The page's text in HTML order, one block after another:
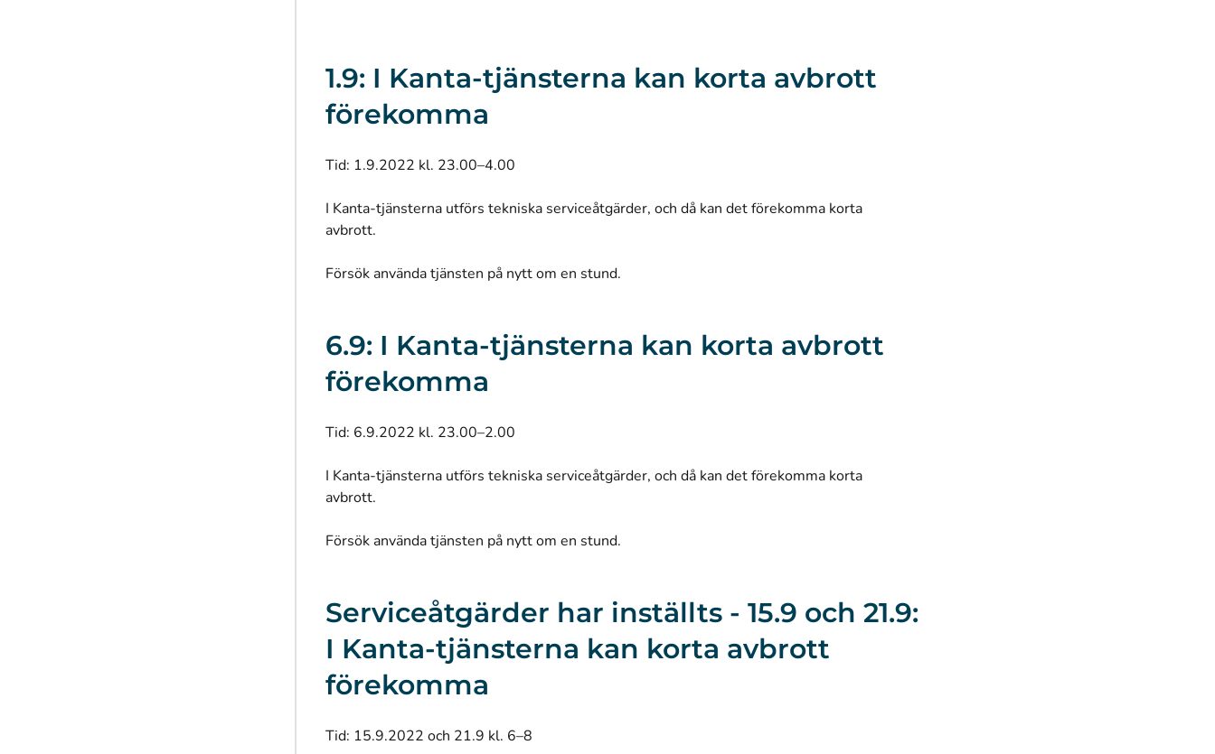
1.9: I Kanta-tjänsterna kan korta avbrott
förekomma
Tid: 1.9.2022 kl. 23.00–4.00
I Kanta-tjänsterna utförs tekniska serviceåtgärder, och då kan det förekomma korta
avbrott.
Försök använda tjänsten på nytt om en stund.
6.9: I Kanta-tjänsterna kan korta avbrott
förekomma
Tid: 6.9.2022 kl. 23.00–2.00
I Kanta-tjänsterna utförs tekniska serviceåtgärder, och då kan det förekomma korta
avbrott.
Försök använda tjänsten på nytt om en stund.
Serviceåtgärder har inställts - 15.9 och 21.9:
I Kanta-tjänsterna kan korta avbrott
förekomma
Tid: 15.9.2022 och 21.9 kl. 6–8